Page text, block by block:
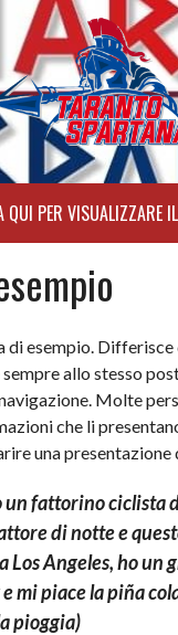
di esempio.
allo stesso
Molte
che li
una presentazione
un fattorino ciclista
di notte e
Los Angeles, ho un
mi piace la piña
pioggia)